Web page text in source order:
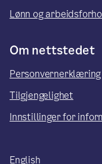
Lønn og
Om nettstedet
Tilgjengelighet
Innstillinger for
English